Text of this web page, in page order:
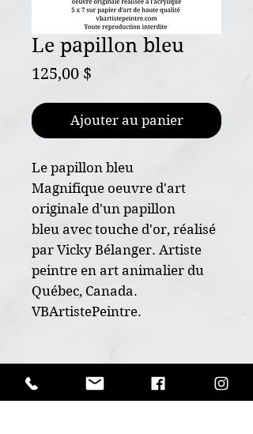
Le papillon bleu
125,00 $
Ajouter au panier
Le papillon bleu
Magnifique oeuvre d'art
originale d'un papillon
bleu avec touche d'or, réalisé
par Vicky Bélanger. Artiste
peintre en art animalier du
Québec, Canada.
VBArtistePeintre.
* Dimension 5"x7"
POLITIQUE D'ÉCHANGE ET
DE REMBOURSEMENT